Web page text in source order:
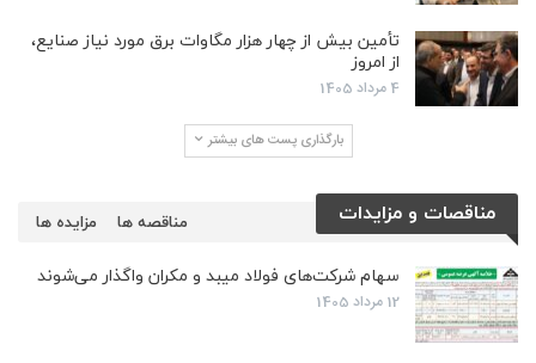
تأمین بیش از چهار هزار مگاوات برق مورد نیاز صنایع،
از امروز
4 مرداد 1405
بارگذاری پست های بیشتر
مناقصات و مزایدات مزایده ها مناقصه ها
سهام شرکت‌های فولاد میبد و مکران واگذار می‌شوند
12 مرداد 1405